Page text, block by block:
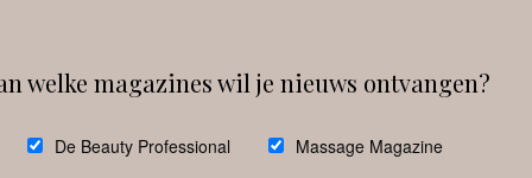
Follow on Instagram
welke magazines wil je nieuws ontvangen?
De Beauty Professional Massage Magazine